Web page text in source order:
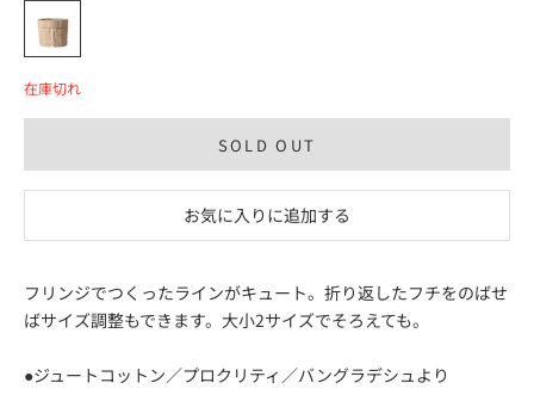
生成り系
在庫切れ
SOLD OUT
お気に入りに追加する
フリンジでつくったラインがキュート。折り返したフチをのばせ
ばサイズ調整もできます。大小2サイズでそろえても。
●ジュートコットン／プロクリティ／バングラデシュより